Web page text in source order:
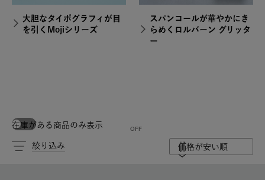
大胆なタイポグラフィが目
を引くMojiシリーズ
スパンコールが華やかにき
らめくロルバーン グリッタ
ー
在庫がある商品のみ表示
絞り込み 価格が安い順